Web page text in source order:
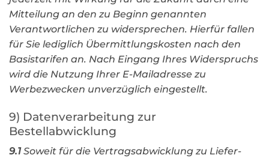
Mitteilung an den zu Beginn genannten
Verantwortlichen zu widersprechen. Hierfür fallen
für Sie lediglich Übermittlungskosten nach den
Basistarifen an. Nach Eingang Ihres Widerspruchs
wird die Nutzung Ihrer E-Mailadresse zu
Werbezwecken unverzüglich eingestellt.
9) Datenverarbeitung zur
Bestellabwicklung
9.1Soweit für die Vertragsabwicklung zu Liefer-